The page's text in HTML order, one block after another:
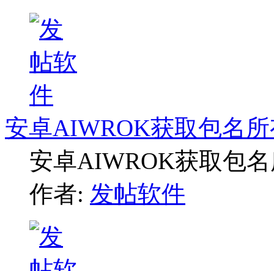
安卓AIWROK获取包名
安卓AIWROK获取包
作者: 发帖软件